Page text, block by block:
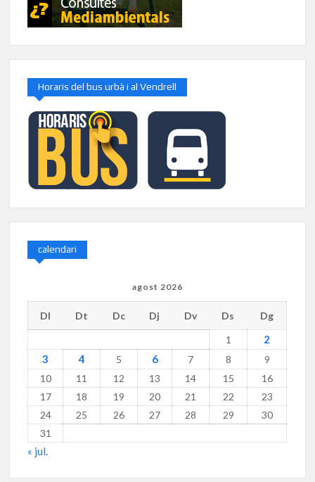
Horaris del bus urbà i al Vendrell
calendari
agost 2026
Dl Dt Dc Dj Dv Ds
Dg
1
2
3
4 5 6 7 8
9
10
11 12 13 14 15
16
17
18 19 20 21 22
23
24
25 26 27 28 29
30
31
« jul.